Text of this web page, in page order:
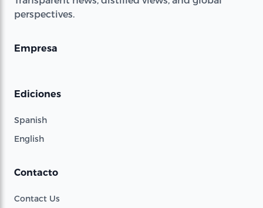
perspectives.
Empresa
Ediciones
Spanish
English
Contacto
Contact Us